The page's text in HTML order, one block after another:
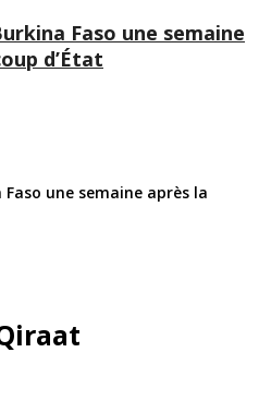
Faso une semaine
d’État
une semaine après la